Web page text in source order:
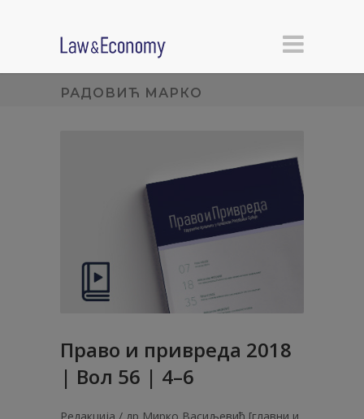
РАДОВИЋ МАРКО
Право и привреда 2018
| Вол 56 | 4–6